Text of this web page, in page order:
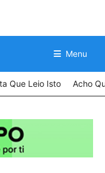
Menu
Que Leio Isto Acho